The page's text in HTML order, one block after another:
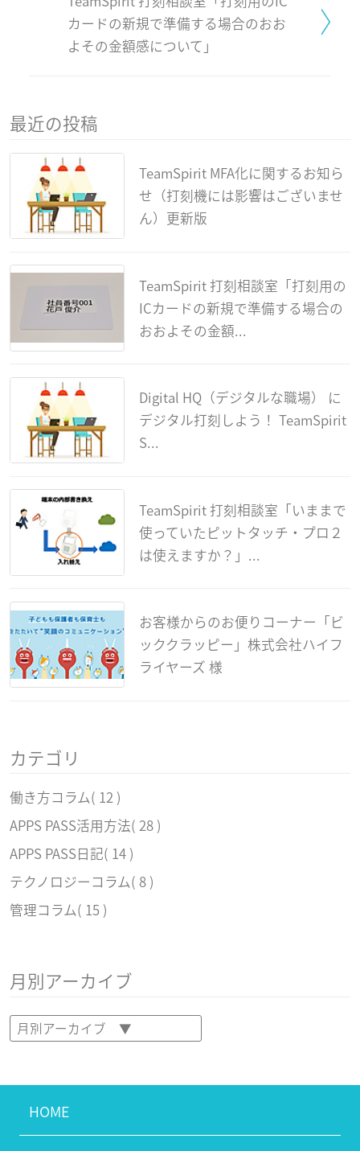
カードの新規で準備する場合のおお
よその金額感について」
最近の投稿
TeamSpirit MFA化に関するお知ら
せ（打刻機には影響はございませ
ん）更新版
TeamSpirit 打刻相談室「打刻用の
ICカードの新規で準備する場合の
おおよその金額...
Digital HQ（デジタルな職場） に
デジタル打刻しよう！ TeamSpirit
S...
TeamSpirit 打刻相談室「いままで
使っていたピットタッチ・プロ２
は使えますか？」...
お客様からのお便りコーナー「ビ
ッククラッピー」株式会社ハイフ
ライヤーズ 様
カテゴリ
働き方コラム( 12 )
APPS PASS活用方法( 28 )
APPS PASS日記( 14 )
テクノロジーコラム( 8 )
管理コラム( 15 )
月別アーカイブ
HOME